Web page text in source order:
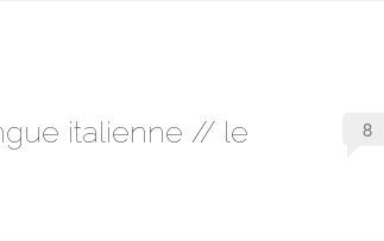
italienne // le
8